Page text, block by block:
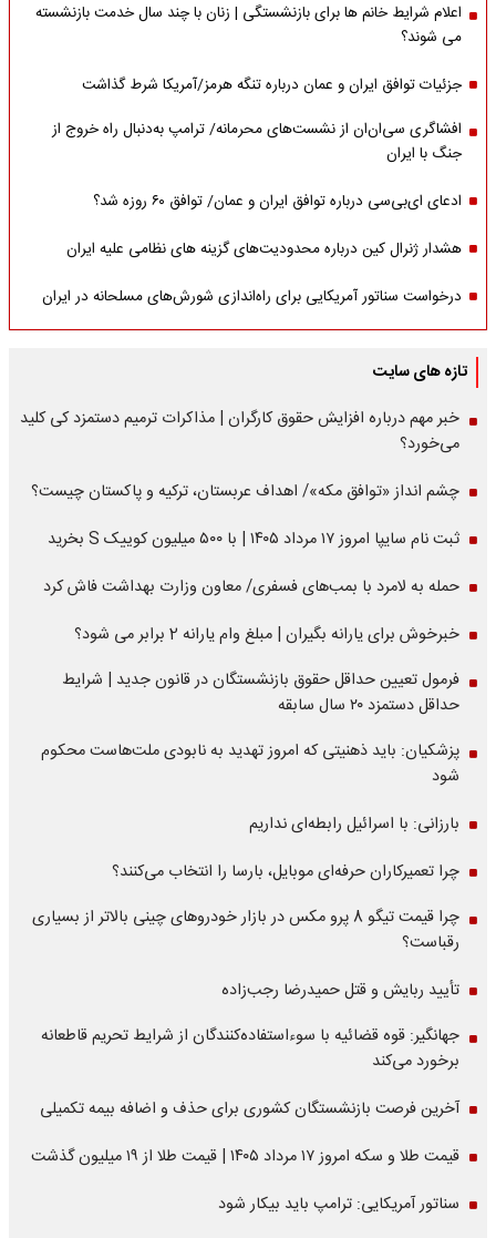
اعلام شرایط خانم ها برای بازنشستگی | زنان با چند سال خدمت بازنشسته
می شوند؟
جزئیات توافق ایران و عمان درباره تنگه هرمز/آمریکا شرط گذاشت
افشاگری سی‌ان‌ان از نشست‌های محرمانه/ ترامپ به‌دنبال راه خروج از
جنگ با ایران
ادعای ای‌بی‌سی درباره توافق ایران و عمان/ توافق ۶۰ روزه شد؟
هشدار ژنرال کین درباره محدودیت‌های گزینه های نظامی علیه ایران
درخواست سناتور آمریکایی برای راه‌اندازی شورش‌های مسلحانه در ایران
تازه های سایت
خبر مهم درباره افزایش حقوق کارگران | مذاکرات ترمیم دستمزد کی کلید
می‌خورد؟
چشم انداز «توافق مکه»/ اهداف عربستان، ترکیه و پاکستان چیست؟
ثبت نام سایپا امروز ۱۷ مرداد ۱۴۰۵ | با ۵۰۰ میلیون کوییک S بخرید
حمله به لامرد با بمب‌های فسفری/ معاون وزارت بهداشت فاش کرد
خبرخوش برای یارانه بگیران | مبلغ وام یارانه 2 برابر می شود؟
فرمول تعیین حداقل حقوق بازنشستگان در قانون جدید | شرایط
حداقل دستمزد ۲۰ سال سابقه
پزشکیان: باید ذهنیتی که امروز تهدید به نابودی ملت‌هاست محکوم
شود
بارزانی: با اسرائیل رابطه‌ای نداریم
چرا تعمیرکاران حرفه‌ای موبایل، بارسا را انتخاب می‌کنند؟
چرا قیمت تیگو 8 پرو مکس در بازار خودروهای چینی بالاتر از بسیاری
رقباست؟
تأیید ربایش و قتل حمیدرضا رجب‌زاده
جهانگیر: قوه قضائیه با سوءاستفاده‌کنندگان از شرایط تحریم قاطعانه
برخورد می‌کند
آخرین فرصت بازنشستگان کشوری برای حذف و اضافه بیمه تکمیلی
قیمت طلا و سکه امروز ۱۷ مرداد ۱۴۰۵ | قیمت طلا از ۱۹ میلیون گذشت
سناتور آمریکایی: ترامپ باید بیکار شود